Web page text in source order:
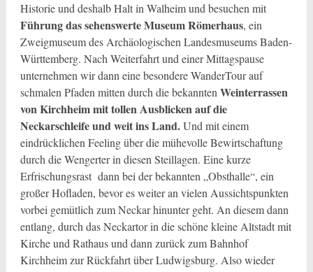
Historie und deshalb Halt in Walheim und besuchen mit
Führung das sehenswerte Museum Römerhaus, ein
Zweigmuseum des Archäologischen Landesmuseums Baden-
Württemberg. Nach Weiterfahrt und einer Mittagspause
unternehmen wir dann eine besondere WanderTour auf
schmalen Pfaden mitten durch die bekannten Weinterrassen
von Kirchheim mit tollen Ausblicken auf die
Neckarschleife und weit ins Land.Und mit einem
eindrücklichen Feeling über die mühevolle Bewirtschaftung
durch die Wengerter in diesen Steillagen. Eine kurze
Erfrischungsrast dann bei der bekannten „Obsthalle“, ein
großer Hofladen, bevor es weiter an vielen Aussichtspunkten
vorbei gemütlich zum Neckar hinunter geht. An diesem dann
entlang, durch das Neckartor in die schöne kleine Altstadt mit
Kirche und Rathaus und dann zurück zum Bahnhof
Kirchheim zur Rückfahrt über Ludwigsburg. Also wieder